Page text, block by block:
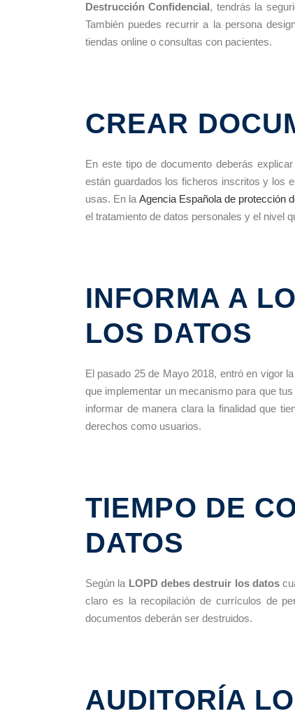
Destrucción Confidencial, tendrás la
También puedes recurrir a la persona
tiendas online o consultas con pacientes.
CREAR
En este tipo de documento deberás
están guardados los ficheros inscritos y los
usas. En la Agencia Española de protección
el tratamiento de datos personales y el nivel
INFORMA A
LOS DATOS
El pasado 25 de Mayo 2018, entró en vigor
que implementar un mecanismo para que
informar de manera clara la finalidad que
derechos como usuarios.
TIEMPO DE
DATOS
Según la LOPD debes destruir los datos
claro es la recopilación de currículos de
documentos deberán ser destruidos.
AUDITORÍA